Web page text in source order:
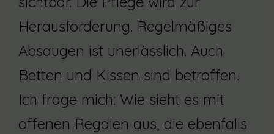
Herausforderung. Regelmäßiges
Absaugen ist unerlässlich. Auch
Betten und Kissen sind betroffen.
Ich frage mich: Wie sieht es mit
offenen Regalen aus, die ebenfalls